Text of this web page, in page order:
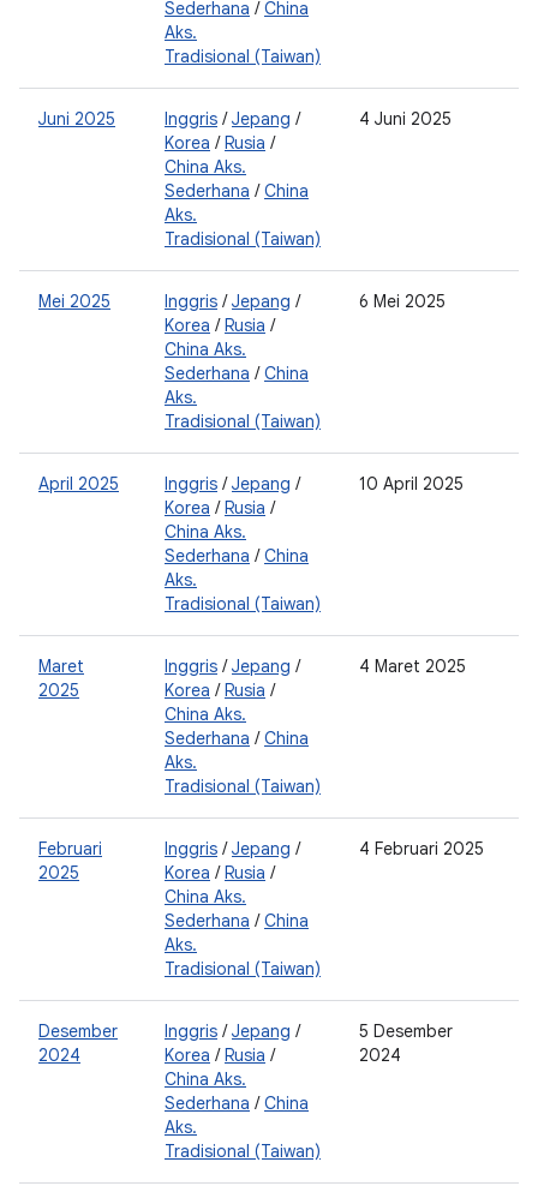
Sederhana /China
Aks.
Tradisional (Taiwan)
Juni 2025 Inggris /Jepang /
Korea /Rusia /
China Aks.
Sederhana /China
Aks.
Tradisional (Taiwan)
4 Juni 2025
Mei 2025 Inggris /Jepang /
Korea /Rusia /
China Aks.
Sederhana /China
Aks.
Tradisional (Taiwan)
6 Mei 2025
April 2025 Inggris /Jepang /
Korea /Rusia /
China Aks.
Sederhana /China
Aks.
Tradisional (Taiwan)
10 April 2025
Maret
2025
Inggris /Jepang /
Korea /Rusia /
China Aks.
Sederhana /China
Aks.
Tradisional (Taiwan)
4 Maret 2025
Februari
2025
Inggris /Jepang /
Korea /Rusia /
China Aks.
Sederhana /China
Aks.
Tradisional (Taiwan)
4 Februari 2025
Desember
2024
Inggris /Jepang /
Korea /Rusia /
China Aks.
Sederhana /China
Aks.
Tradisional (Taiwan)
5 Desember
2024